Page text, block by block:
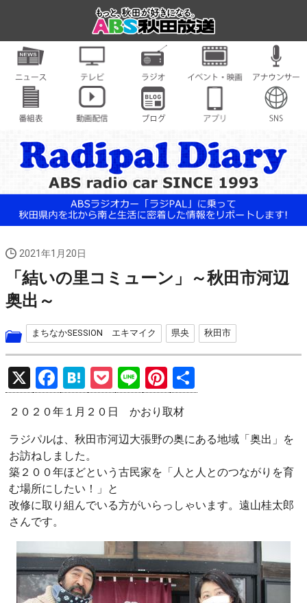
2021年1月20日
「結いの里コミューン」～秋田市河辺
奥出～
まちなかSESSION エキマイク 県央 秋田市
X
F
a
ce
b
o
o
k
H
at
e
n
a
P
o
ck
et
Li
n
e
Pi
nt
er
es
t
有
２０２０年１月２０日 かおり取材
ラジパルは、秋田市河辺大張野の奥にある地域「奥出」を
お訪ねしました。
築２００年ほどという古民家を「人と人とのつながりを育
む場所にしたい！」と
改修に取り組んでいる方がいらっしゃいます。遠山桂太郎
さんです。